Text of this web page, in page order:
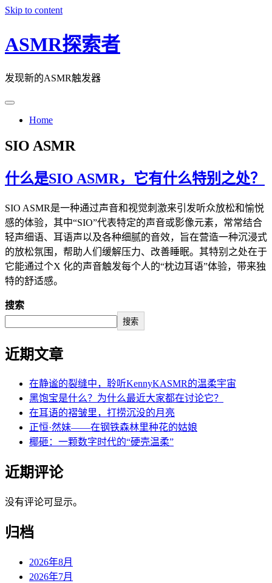
Skip to content
ASMR探索者
发现新的ASMR触发器
Home
SIO ASMR
什么是SIO ASMR，它有什么特别之处？
SIO ASMR是一种通过声音和视觉刺激来引发听众放松和愉悦
感的体验，其中“SIO”代表特定的声音或影像元素，常常结合
轻声细语、耳语声以及各种细腻的音效，旨在营造一种沉浸式
的放松氛围，帮助人们缓解压力、改善睡眠。其特别之处在于
它能通过个X 化的声音触发每个人的“枕边耳语”体验，带来独
特的舒适感。
搜索
搜索
近期文章
在静谧的裂缝中，聆听KennyKASMR的温柔宇宙
黑饱宝是什么？为什么最近大家都在讨论它？
在耳语的褶皱里，打捞沉没的月亮
正恒·然妹——在钢铁森林里种花的姑娘
椰砸：一颗数字时代的“硬壳温柔”
近期评论
没有评论可显示。
归档
2026年8月
2026年7月